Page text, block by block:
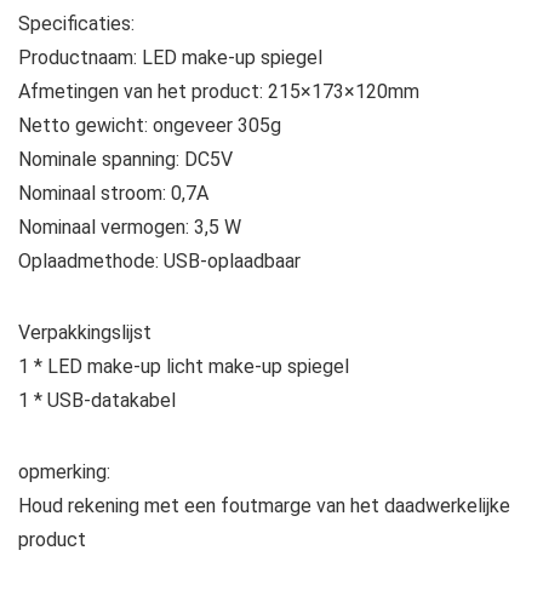
Specificaties:
Productnaam: LED make-up spiegel
Afmetingen van het product: 215×173×120mm
Netto gewicht: ongeveer 305g
Nominale spanning: DC5V
Nominaal stroom: 0,7A
Nominaal vermogen: 3,5 W
Oplaadmethode: USB-oplaadbaar
Verpakkingslijst
1 * LED make-up licht make-up spiegel
1 * USB-datakabel
opmerking:
Houd rekening met een foutmarge van het daadwerkelijke
product